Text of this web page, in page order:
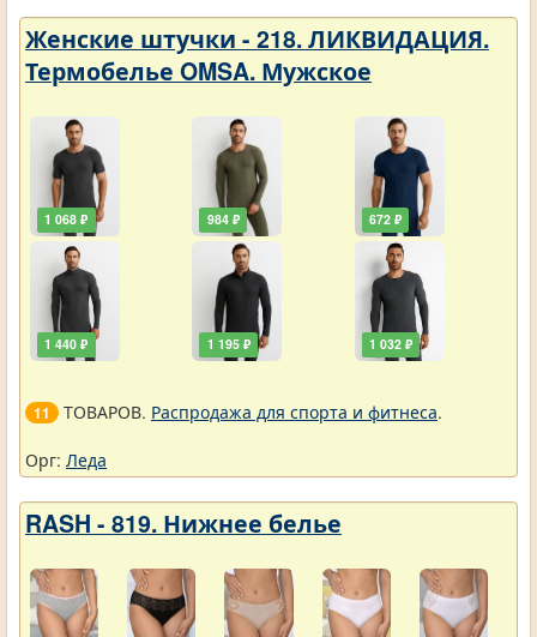
Женские штучки - 218. ЛИКВИДАЦИЯ.
Термобелье OMSA. Мужское
1 068 ₽
1 440 ₽
984 ₽
1 195 ₽
672 ₽
1 032 ₽
11 ТОВАРОВ. Распродажа для спорта и фитнеса.
Орг: Леда
RASH - 819. Нижнее белье